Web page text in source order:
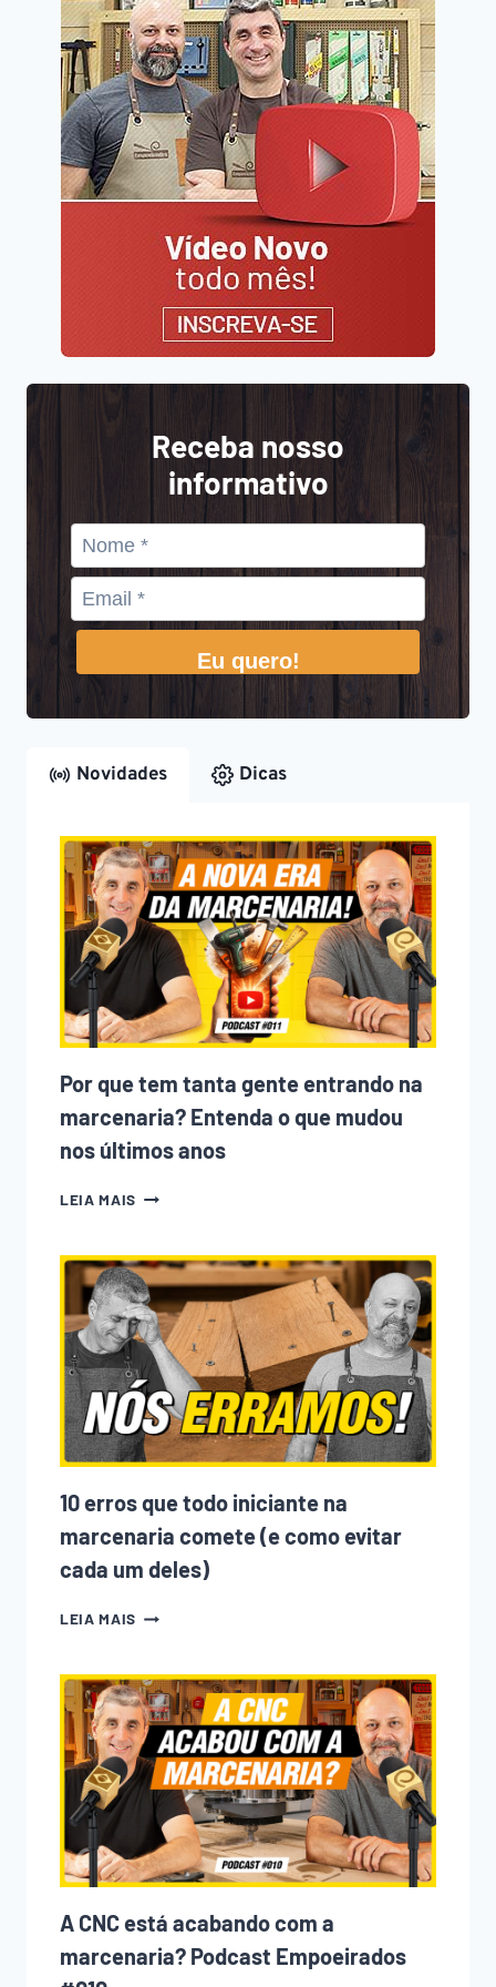
Receba nosso
informativo
Eu quero!
Novidades Dicas
Por que tem tanta gente entrando na
marcenaria? Entenda o que mudou
nos últimos anos
LEIA MAIS POR
TANTA
GENTE
ENTRANDO
NA
MARCENARIA?
ENTENDA
O
QUE
MUDOU
NOS
ÚLTIMOS
10 erros que todo iniciante na
marcenaria comete (e como evitar
cada um deles)
LEIA MAIS 10
TODO
INICIANTE
NA
MARCENARIA
COMETE
(E
COMO
EVITAR
CADA
UM
DELES)
A CNC está acabando com a
marcenaria? Podcast Empoeirados